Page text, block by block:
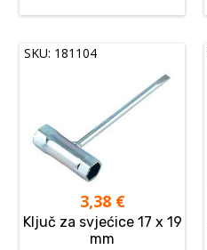
SKU: 181104
3,38 €
Ključ za svjećice 17 x 19
mm